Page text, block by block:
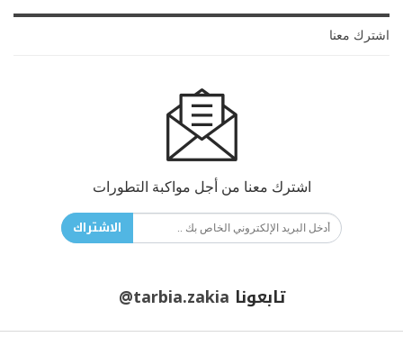
اشترك معنا
اشترك معنا من أجل مواكبة التطورات
الاشتراك
تابعونا @tarbia.zakia